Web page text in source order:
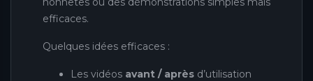
efficaces.
Quelques idées efficaces :
Les vidéos avant / après d’utilisation